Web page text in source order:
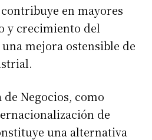
en mayores
y crecimiento del
mejora ostensible de
Negocios, como
de
una alternativa